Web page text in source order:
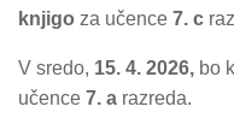
knjigo za učence 7. c
V sredo, 15. 4. 2026, bo
učence 7. a razreda.